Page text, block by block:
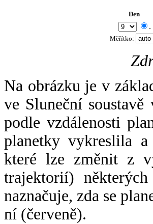
Den
.
Měřítko:
Na obrázku je v
ve Sluneční
podle vzdálenosti
planetky vykreslila
které lze změnit z
trajektorií)
naznačuje, zda se
ní (červeně).